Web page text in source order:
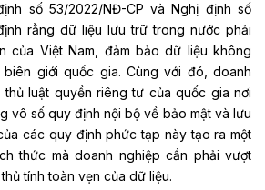
số 53/2022/NĐ-CP và Nghị định số
rằng dữ liệu lưu trữ trong nước phải
của Việt Nam, đảm bảo dữ liệu không
giới quốc gia. Cùng với đó, doanh
luật quyền riêng tư của quốc gia nơi
vô số quy định nội bộ về bảo mật và lưu
các quy định phức tạp này tạo ra một
thức mà doanh nghiệp cần phải vượt
tính toàn vẹn của dữ liệu.